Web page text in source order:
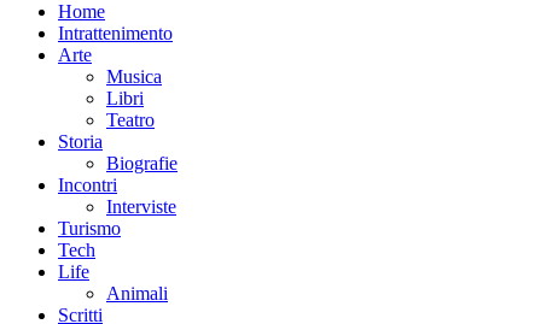
Home
Intrattenimento
Arte
Musica
Libri
Teatro
Storia
Biografie
Incontri
Interviste
Turismo
Tech
Life
Animali
Scritti